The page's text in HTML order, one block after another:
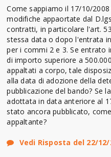
Come sappiamo il 17/10/
modifiche appaortate dal
contratti, in particolare l'art.
stessa data o dopo l'entrata
per i commi 2 e 3. Se entrato
di importo superiore a
appaltati a corpo, tale
alla data di adozione della
pubblicazione del bando? Se
adottata in data anteriore al
stato ancora pubblicato,
appaltante?
Vedi Risposta del 22/12/